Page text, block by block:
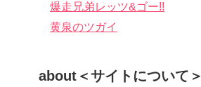
爆走兄弟レッツ&ゴー!!
黄泉のツガイ
about＜サイトについて＞